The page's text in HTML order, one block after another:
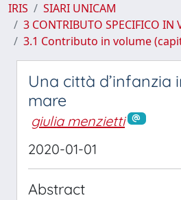
IRIS
SIARI UNICAM
3 CONTRIBUTO SPECIFICO IN
3.1 Contributo in volume
Una città d’infanzia
mare
giulia menzietti
2020-01-01
Abstract